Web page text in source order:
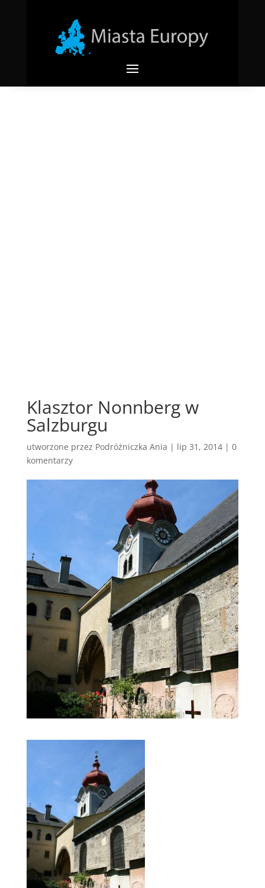
Klasztor Nonnberg w
Salzburgu
utworzone przez Podróżniczka Ania | lip 31, 2014| 0
komentarzy